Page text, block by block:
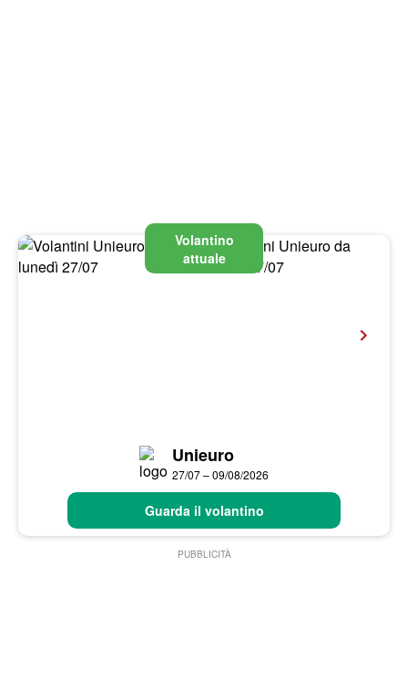
Volantino
attuale
Unieuro
27/07 – 09/08/2026
Guarda il volantino
PUBBLICITÀ